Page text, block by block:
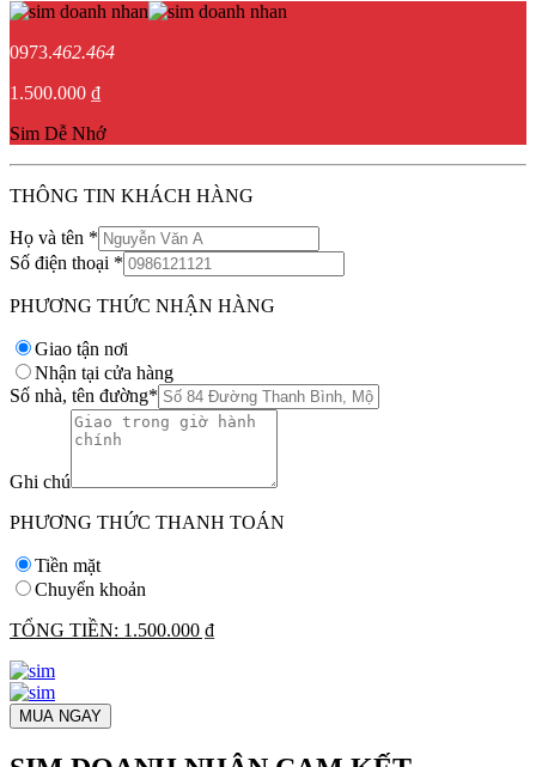
0973.462.464
1.500.000 ₫
Sim Dễ Nhớ
THÔNG TIN KHÁCH HÀNG
Họ và tên *
Số điện thoại *
PHƯƠNG THỨC NHẬN HÀNG
Giao tận nơi
Nhận tại cửa hàng
Số nhà, tên đường*
Ghi chú
PHƯƠNG THỨC THANH TOÁN
Tiền mặt
Chuyển khoản
TỔNG TIỀN: 1.500.000 ₫
MUA NGAY